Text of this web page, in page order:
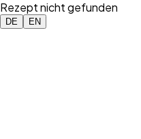
Rezept nicht gefunden
DE EN